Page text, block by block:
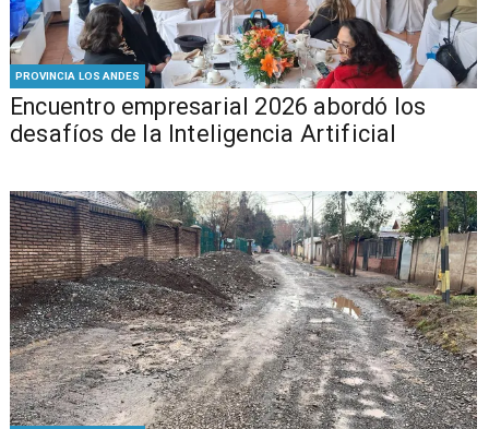
PROVINCIA LOS ANDES
Encuentro empresarial 2026 abordó los
desafíos de la Inteligencia Artificial